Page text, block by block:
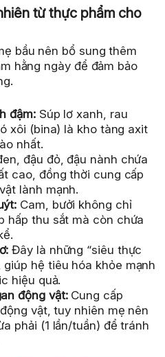
từ thực phẩm cho
bầu nên bổ sung thêm
hằng ngày để đảm bảo
đậm:Súp lơ xanh, rau
xôi (bina) là kho tàng axit
nhất.
đậu đỏ, đậu nành chứa
cao, đồng thời cung cấp
lành mạnh.
Cam, bưởi không chỉ
hấp thu sắt mà còn chứa
Đây là những “siêu thực
giúp hệ tiêu hóa khỏe mạnh
hiệu quả.
động vật:Cung cấp
vật, tuy nhiên mẹ nên
phải (1 lần/tuần) để tránh